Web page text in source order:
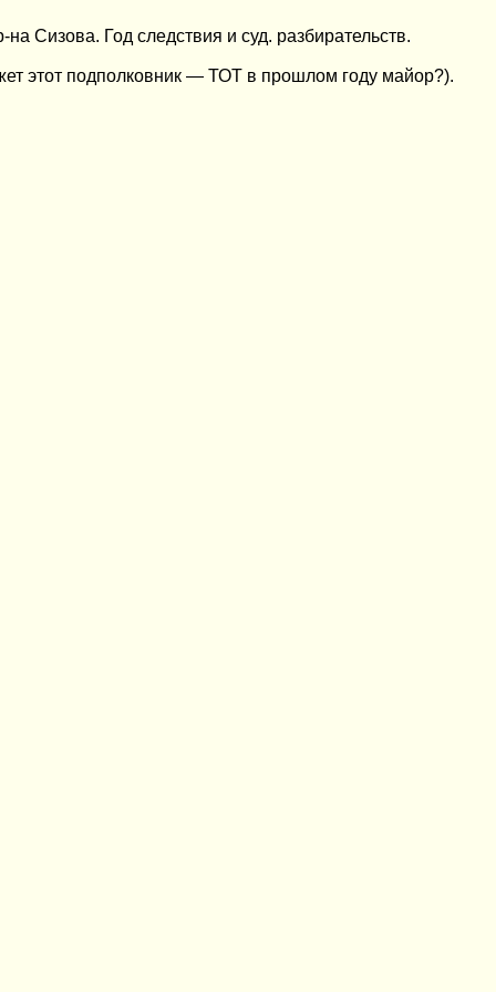
Сизова. Год следствия и суд. разбирательств.
этот подполковник — ТОТ в прошлом году майор?).